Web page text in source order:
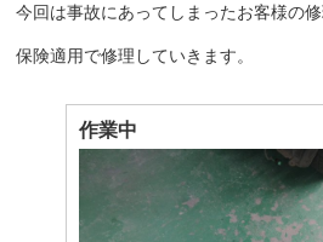
今回は事故にあってしまったお客様の修
保険適用で修理していきます。
作業中